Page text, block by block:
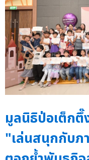
มูลนิธิป่อเต็ก
"เล่นสนุกกับภ